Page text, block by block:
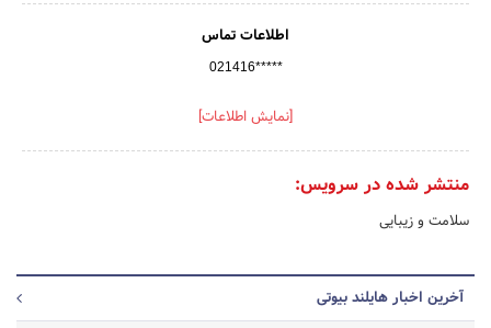
اطلاعات تماس
021416*****
[نمایش اطلاعات]
منتشر شده در سرویس:
سلامت و زیبایی
آخرین اخبار هایلند بیوتی